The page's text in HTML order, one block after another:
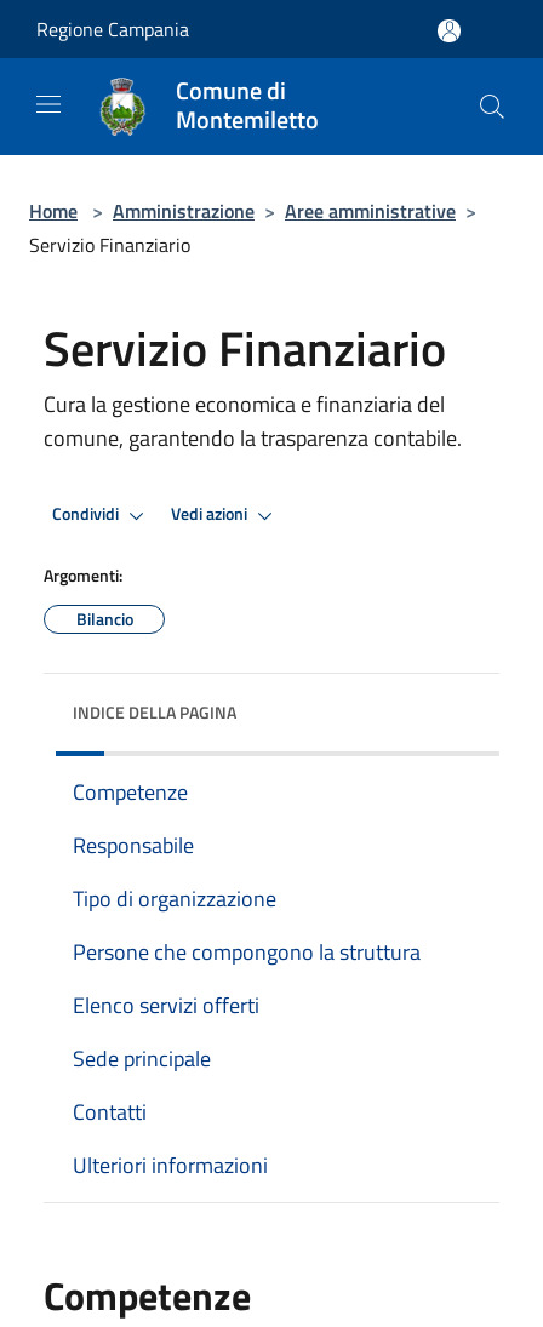
Regione Campania
Comune di
Montemiletto
Home > Amministrazione > Aree amministrative >
Servizio Finanziario
Servizio Finanziario
Cura la gestione economica e finanziaria del
comune, garantendo la trasparenza contabile.
Condividi Vedi azioni
Argomenti:
Bilancio
INDICE DELLA PAGINA
Competenze
Responsabile
Tipo di organizzazione
Persone che compongono la struttura
Elenco servizi offerti
Sede principale
Contatti
Ulteriori informazioni
Competenze